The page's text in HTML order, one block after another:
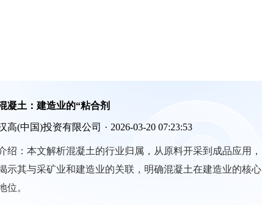
凝土：建造业的“粘合剂
高(中国)投资有限公司 · 2026-03-20 07:23:53
绍： 本文解析混凝土的行业归属，从原料开采到成品应用，
示其与采矿业和建造业的关联，明确混凝土在建造业的核心
位。